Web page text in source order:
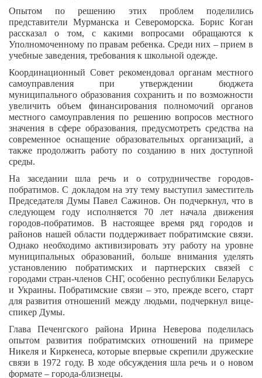
Опытом по решению этих проблем поделились
представители Мурманска и Североморска. Борис Коган
рассказал о том, с какими вопросами обращаются к
Уполномоченному по правам ребенка. Среди них – прием в
учебные заведения, требования к школьной одежде.
Координационный Совет рекомендовал органам местного
самоуправления при утверждении бюджета
муниципального образования сохранить и по возможности
увеличить объем финансирования полномочий органов
местного самоуправления по решению вопросов местного
значения в сфере образования, предусмотреть средства на
современное оснащение образовательных организаций, а
также продолжить работу по созданию в них доступной
среды.
На заседании шла речь и о сотрудничестве городов-
побратимов. С докладом на эту тему выступил заместитель
Председателя Думы Павел Сажинов. Он подчеркнул, что в
следующем году исполняется 70 лет начала движения
городов-побратимов. В настоящее время ряд городов и
районов нашей области поддерживает побратимские связи.
Однако необходимо активизировать эту работу на уровне
муниципальных образований, больше внимания уделять
установлению побратимских и партнерских связей с
городами стран-членов СНГ, особенно республики Беларусь
и Украины. Побратимские связи – это, прежде всего, старт
для развития отношений между людьми, подчеркнул вице-
спикер Думы.
Глава Печенгского района Ирина Неверова поделилась
опытом развития побратимских отношений на примере
Никеля и Киркенеса, которые впервые скрепили дружеские
связи в 1972 году. В ходе обсуждения шла речь и о новом
формате – города-близнецы.